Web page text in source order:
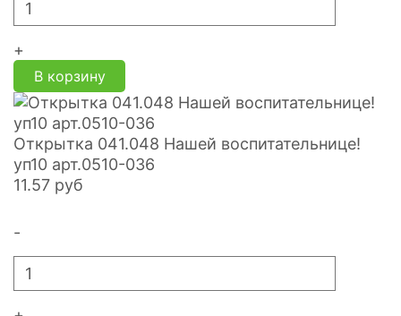
+
В корзину
Открытка 041.048 Нашей воспитательнице!
уп10 арт.0510-036
11.57 руб
-